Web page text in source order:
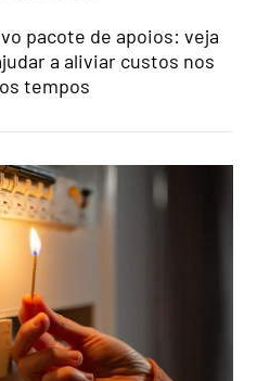
pacote de apoios: veja
a aliviar custos nos
tempos